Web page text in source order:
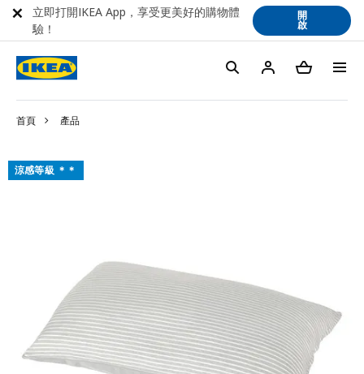
首頁 產品
涼感等級 ＊＊
立即打開IKEA App，享受更美好的購物體
驗！
開
啟